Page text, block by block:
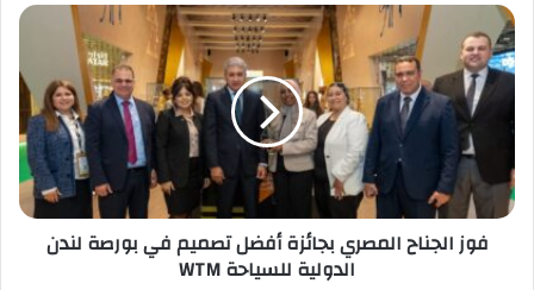
فوز
الجناح
المصري
بجائزة
أفضل
تصميم
في
بورصة
لندن
الدولية
للسياحة
فوز الجناح المصري بجائزة أفضل تصميم في بورصة لندن
الدولية للسياحة WTM